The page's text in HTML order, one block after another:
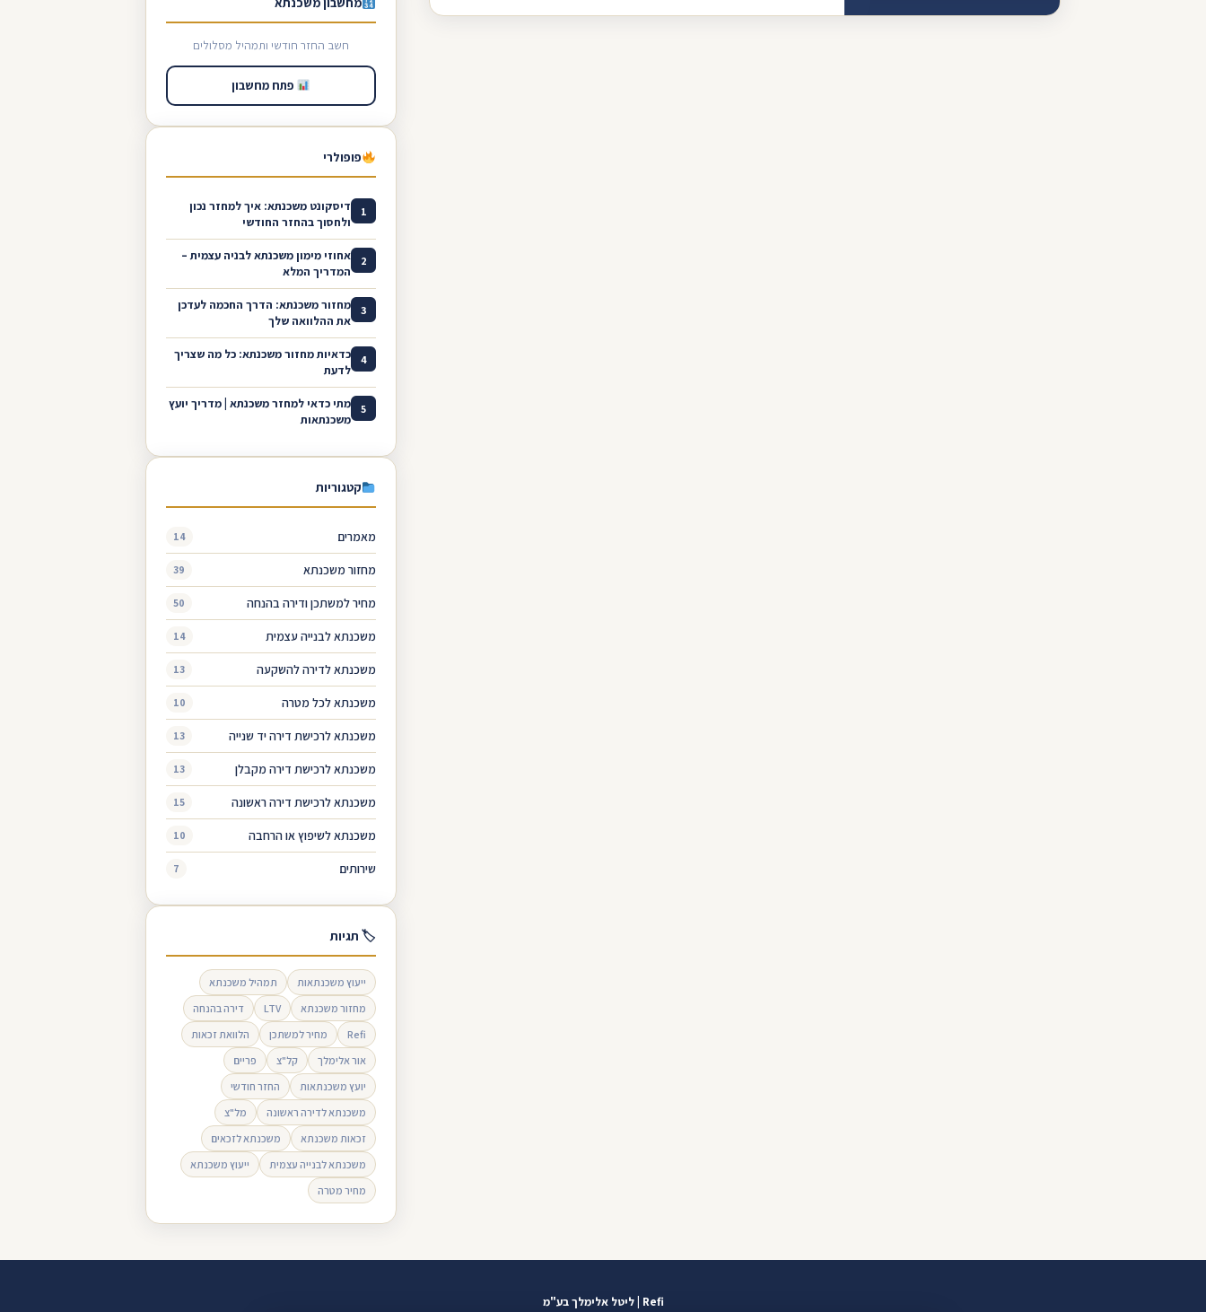
חשב החזר חודשי ותמהיל מסלולים
פתח מחשבון
פופולרי
1
דיסקונט משכנתא: איך למחזר נכון
ולחסוך בהחזר החודשי
2
אחוזי מימון משכנתא לבניה עצמית –
המדריך המלא
3
מחזור משכנתא: הדרך החכמה לעדכן
את ההלוואה שלך
4
כדאיות מחזור משכנתא: כל מה שצריך
לדעת
5
מתי כדאי למחזר משכנתא | מדריך יועץ
משכנתאות
קטגוריות
מאמרים 14
מחזור משכנתא 39
מחיר למשתכן ודירה בהנחה 50
משכנתא לבנייה עצמית 14
משכנתא לדירה להשקעה 13
משכנתא לכל מטרה 10
משכנתא לרכישת דירה יד שנייה 13
משכנתא לרכישת דירה מקבלן 13
משכנתא לרכישת דירה ראשונה 15
משכנתא לשיפוץ או הרחבה 10
שירותים 7
🏷 תגיות
ייעוץ משכנתאות
תמהיל משכנתא
מחזור משכנתא
LTV
דירה בהנחה
Refi
מחיר למשתכן
הלוואת זכאות
אור אלימלך
קל"צ
פריים
יועץ משכנתאות
החזר חודשי
משכנתא לדירה ראשונה
מל"צ
זכאות משכנתא
משכנתא לזכאים
משכנתא לבנייה עצמית
ייעוץ משכנתא
מחיר מטרה
Refi | ליטל אלימלך בע"מ